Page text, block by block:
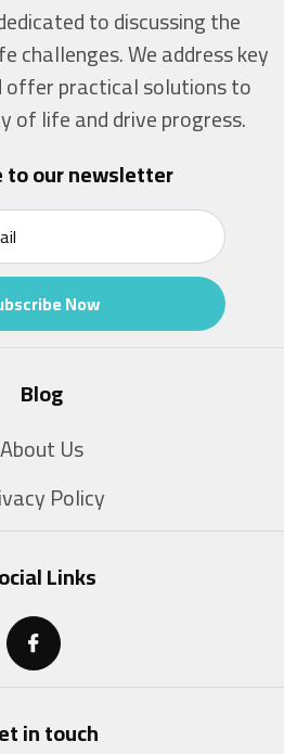
to discussing the
challenges. We address key
offer practical solutions to
of life and drive progress.
to our newsletter
Now
Blog
About Us
Policy
Links
in touch